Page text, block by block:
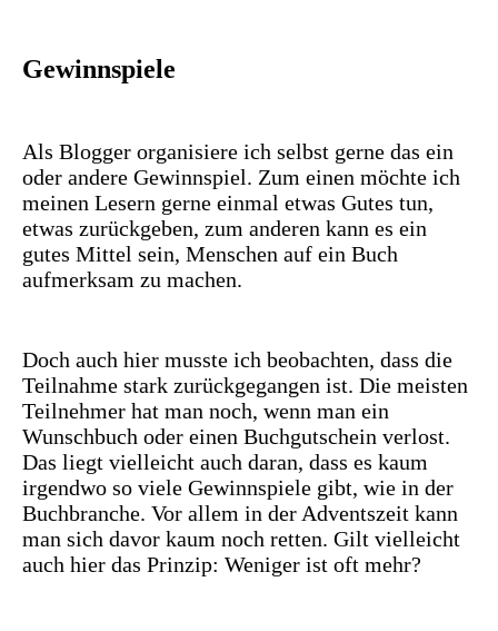
Gewinnspiele
Als Blogger organisiere ich selbst gerne das ein
oder andere Gewinnspiel. Zum einen möchte ich
meinen Lesern gerne einmal etwas Gutes tun,
etwas zurückgeben, zum anderen kann es ein
gutes Mittel sein, Menschen auf ein Buch
aufmerksam zu machen.
Doch auch hier musste ich beobachten, dass die
Teilnahme stark zurückgegangen ist. Die meisten
Teilnehmer hat man noch, wenn man ein
Wunschbuch oder einen Buchgutschein verlost.
Das liegt vielleicht auch daran, dass es kaum
irgendwo so viele Gewinnspiele gibt, wie in der
Buchbranche. Vor allem in der Adventszeit kann
man sich davor kaum noch retten. Gilt vielleicht
auch hier das Prinzip: Weniger ist oft mehr?